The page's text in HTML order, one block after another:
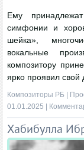
Ему
симфонии и
шейка»,
вокальные
композитору
ярко проявил свой
Композиторы РБ |
01.01.2025
Хабибулла